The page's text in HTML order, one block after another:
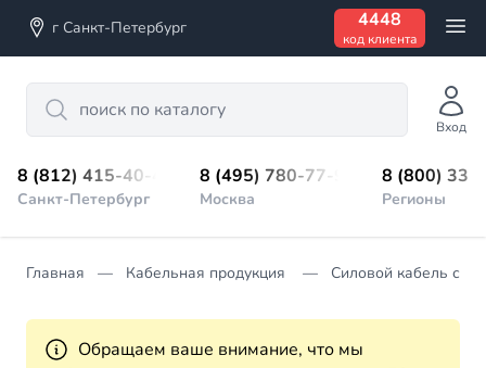
г Санкт-Петербург 4448
код клиента
Search
Вход
8 (812) 415-40-45
Санкт-Петербург
8 (495) 780-77-98
Москва
8 (800)
Регионы
Главная Кабельная продукция Силовой кабель с
Обращаем ваше внимание, что мы